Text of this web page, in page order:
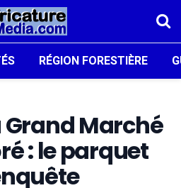
RÉGION FORESTIÈRE
Marché
: le parquet